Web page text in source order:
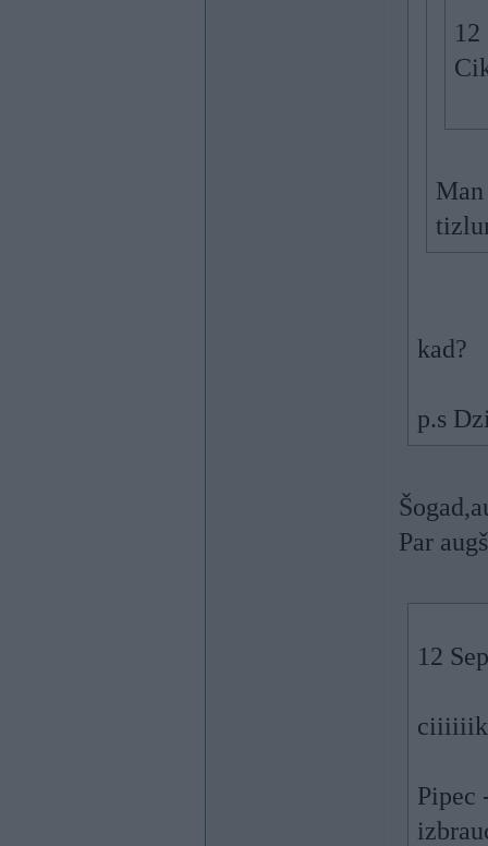
kad?
p.s
Par
12
Pipec